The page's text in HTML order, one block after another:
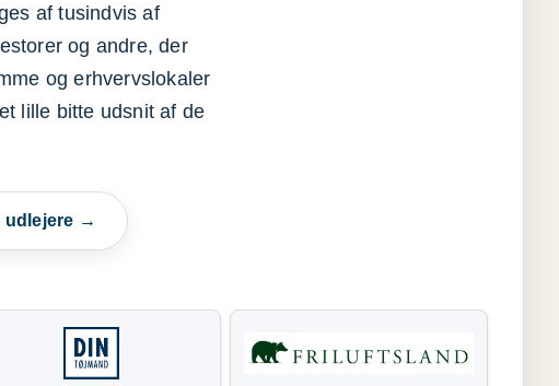
af tusindvis af
og andre, der
og erhvervslokaler
lille bitte udsnit af de
udlejere →